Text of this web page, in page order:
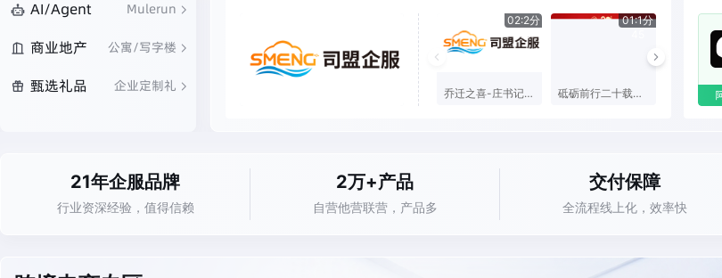
AI/Agent Mulerun
商业地产 公寓/写字楼
甄选礼品 企业定制礼
02:2分
46
乔迁之喜-庄书记揭牌致辞
01:1分
砥砺前行二十载，司盟再谱新华章
21年企服品牌
行业资深经验，值得信赖
2万+产品
自营他营联营，产品多
交付保障
全流程线上化，效率快